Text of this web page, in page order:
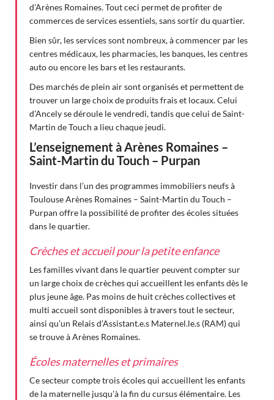
d’Arènes Romaines. Tout ceci permet de profiter de
commerces de services essentiels, sans sortir du quartier.
Bien sûr, les services sont nombreux, à commencer par les
centres médicaux, les pharmacies, les banques, les centres
auto ou encore les bars et les restaurants.
Des marchés de plein air sont organisés et permettent de
trouver un large choix de produits frais et locaux. Celui
d’Ancely se déroule le vendredi, tandis que celui de Saint-
Martin de Touch a lieu chaque jeudi.
L’enseignement à Arènes Romaines –
Saint-Martin du Touch – Purpan
Investir dans l’un des programmes immobiliers neufs à
Toulouse Arènes Romaines – Saint-Martin du Touch –
Purpan offre la possibilité de profiter des écoles situées
dans le quartier.
Crèches et accueil pour la petite enfance
Les familles vivant dans le quartier peuvent compter sur
un large choix de crèches qui accueillent les enfants dès le
plus jeune âge. Pas moins de huit crèches collectives et
multi accueil sont disponibles à travers tout le secteur,
ainsi qu’un Relais d’Assistant.e.s Maternel.le.s (RAM) qui
se trouve à Arènes Romaines.
Écoles maternelles et primaires
Ce secteur compte trois écoles qui accueillent les enfants
de la maternelle jusqu’à la fin du cursus élémentaire. Les